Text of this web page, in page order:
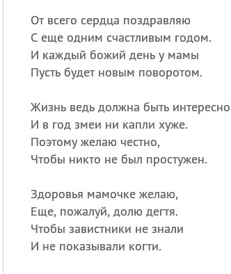
От всего сердца поздравляю
С еще одним счастливым годом.
И каждый божий день у мамы
Пусть будет новым поворотом.
Жизнь ведь должна быть
И в год змеи ни капли хуже.
Поэтому желаю честно,
Чтобы никто не был простужен.
Здоровья мамочке желаю,
Еще, пожалуй, долю дегтя.
Чтобы завистники не знали
И не показывали когти.